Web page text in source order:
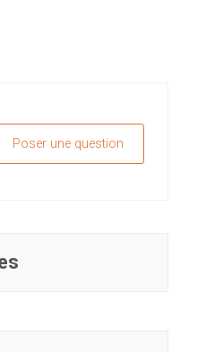
Poser une question